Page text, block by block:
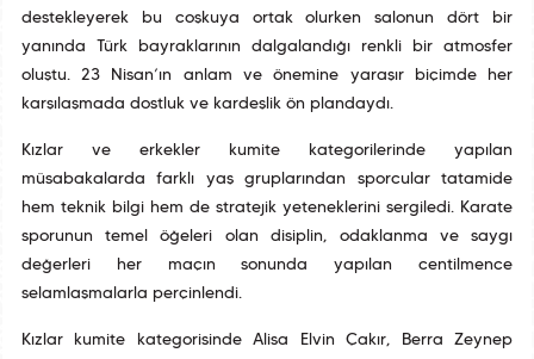
destekleyerek bu coşkuya ortak olurken salonun dört bir
yanında Türk bayraklarının dalgalandığı renkli bir atmosfer
oluştu. 23 Nisan’ın anlam ve önemine yaraşır biçimde her
karşılaşmada dostluk ve kardeşlik ön plandaydı.
Kızlar ve erkekler kumite kategorilerinde yapılan
müsabakalarda farklı yaş gruplarından sporcular tatamide
hem teknik bilgi hem de stratejik yeteneklerini sergiledi. Karate
sporunun temel öğeleri olan disiplin, odaklanma ve saygı
değerleri her maçın sonunda yapılan centilmence
selamlaşmalarla perçinlendi.
Kızlar kumite kategorisinde Alisa Elvin Çakır, Berra Zeynep